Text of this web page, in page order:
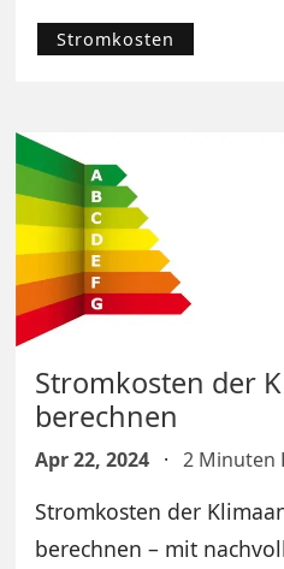
Stromkosten
Stromkosten der
berechnen
Apr 22, 2024 · 2 Minuten
Stromkosten der
berechnen – mit